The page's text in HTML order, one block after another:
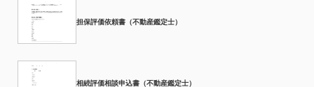
担保評価依頼書（不動産鑑定士）
相続評価相談申込書（不動産鑑定士）